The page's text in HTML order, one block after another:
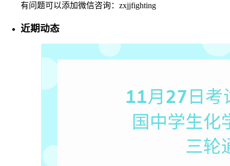
有问题可以添加微信咨询：zxjjfighting
近期动态